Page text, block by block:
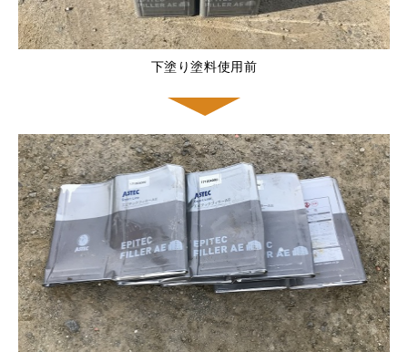
下塗り塗料使用前